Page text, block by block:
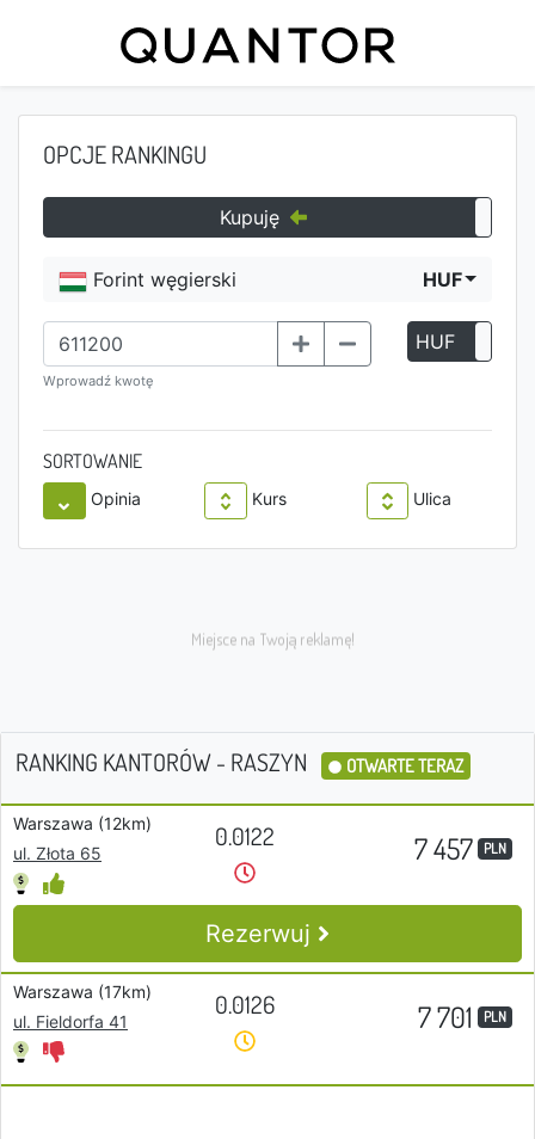
OPCJE RANKINGU
Kupuję
Forint węgierski HUF
Wprowadź kwotę
HUF
SORTOWANIE
Opinia Kurs Ulica
RANKING KANTORÓW - RASZYN OTWARTE TERAZ
Warszawa (12km)
ul. Złota 65
0.0122 7 457 PLN
Rezerwuj
Warszawa (17km)
ul. Fieldorfa 41
0.0126 7 701 PLN